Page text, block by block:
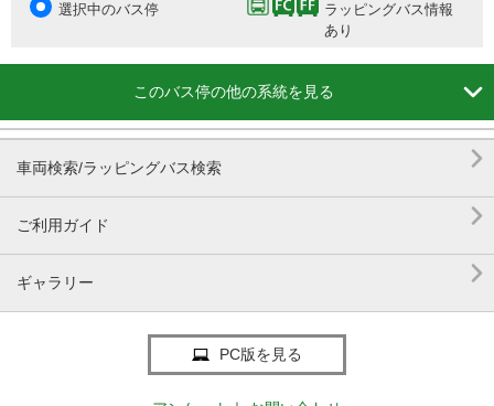
選択中のバス停
ラッピングバス情報
あり
このバス停の他の系統を見る 
車両検索/ラッピングバス検索 
ご利用ガイド 
ギャラリー 
PC版を見る